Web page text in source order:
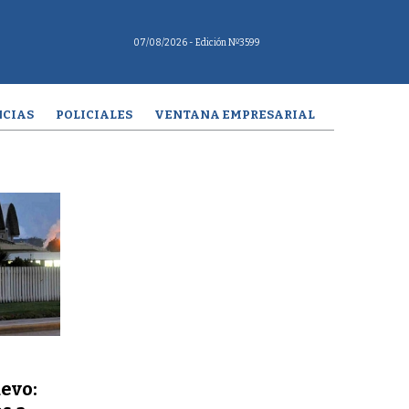
07/08/2026 - Edición Nº3599
POLICIALES VENTANA EMPRESARIAL